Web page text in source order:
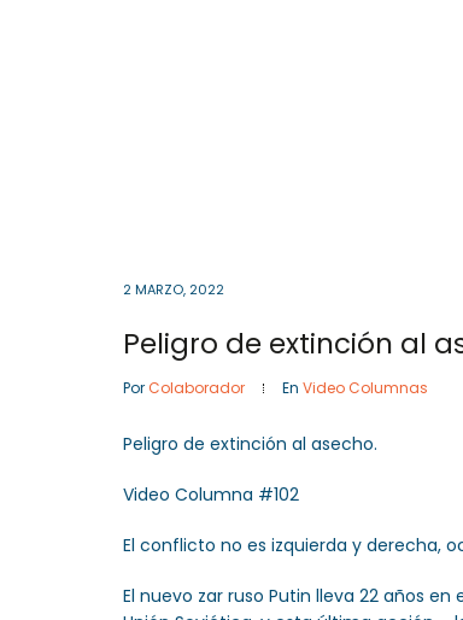
2 MARZO, 2022
Peligro de extinción al
Por Colaborador En Video Columnas
Peligro de extinción al asecho.
Video Columna #102
El conflicto no es izquierda y derecha,
El nuevo zar ruso Putin lleva 22 años